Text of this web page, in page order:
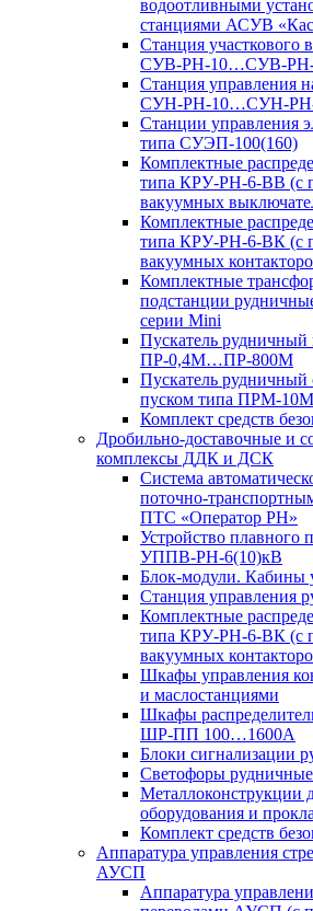
водоотливными
станциями АСУВ
Станция участкового
СУВ-РН-10…СУВ-РН-
Станция управления
СУН-РН-10…СУН-
Станции управления
типа СУЭП-100(160)
Комплектные
типа КРУ-РН-6-ВВ (с
вакуумных
Комплектные
типа КРУ-РН-6-ВК (с
вакуумных
Комплектные
подстанции
серии Mini
Пускатель рудничный
ПР-0,4М…ПР-800М
Пускатель
пуском типа ПРМ-
Комплект средств
Дробильно-доставочные и
комплексы ДДК и ДСК
Система
поточно-
ПТС «Оператор РН»
Устройство плавного
УППВ-РН-6(10)кВ
Блок-модули. Кабины
Станция управления
Комплектные
типа КРУ-РН-6-ВК (с
вакуумных
Шкафы управления
и маслостанциями
Шкафы
ШР-ПП 100…1600А
Блоки сигнализации
Светофоры
Металлоконструкции
оборудования и
Комплект средств
Аппаратура управления
АУСП
Аппаратура